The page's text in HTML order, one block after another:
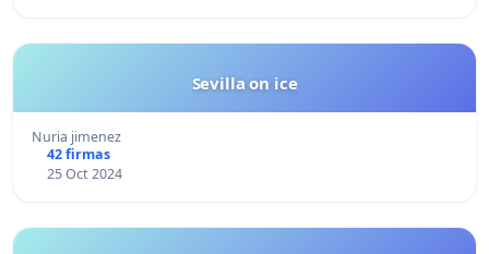
Sevilla on ice
Nuria jimenez
42 firmas
25 Oct 2024